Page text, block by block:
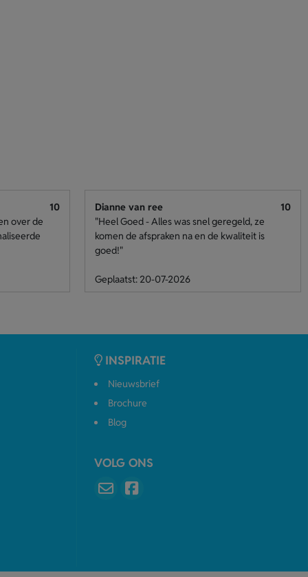
10
over de
Dianne van ree
10
"Heel Goed - Alles was snel geregeld, ze
komen de afspraken na en de kwaliteit is
goed!"
Geplaatst: 20-07-2026
INSPIRATIE
Nieuwsbrief
Brochure
Blog
VOLG ONS